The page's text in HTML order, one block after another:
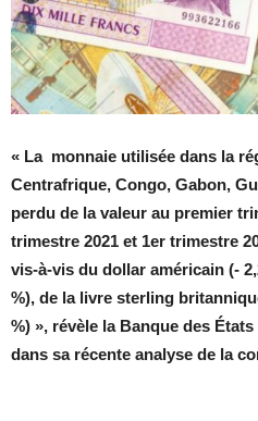
« La monnaie utilisée dans la
Centrafrique, Congo, Gabon,
perdu de la valeur au premier
trimestre 2021 et 1er trimestre
vis-à-vis du dollar américain (-
%), de la livre sterling
%) », révèle la Banque des
dans sa récente analyse de la